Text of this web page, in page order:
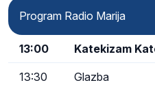
Program Radio Marija
13:00 Katekizam
13:30 Glazba